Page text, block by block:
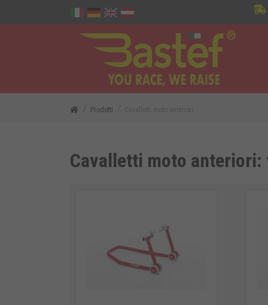
Prodotti
Cavalletti moto